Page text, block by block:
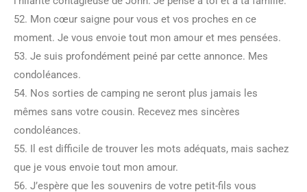
52. Mon cœur saigne pour vous et vos proches en ce
moment. Je vous envoie tout mon amour et mes pensées.
53. Je suis profondément peiné par cette annonce. Mes
condoléances.
54. Nos sorties de camping ne seront plus jamais les
mêmes sans votre cousin. Recevez mes sincères
condoléances.
55. Il est difficile de trouver les mots adéquats, mais sachez
que je vous envoie tout mon amour.
56. J’espère que les souvenirs de votre petit-fils vous